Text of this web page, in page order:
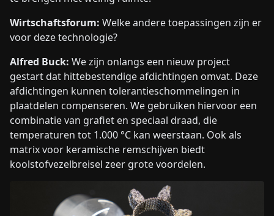
Wirtschaftsforum: Welke andere toepassingen zijn er
voor deze technologie?
Alfred Buck: We zijn onlangs een nieuw project
gestart dat hittebestendige afdichtingen omvat. Deze
afdichtingen kunnen tolerantieschommelingen in
plaatdelen compenseren. We gebruiken hiervoor een
combinatie van grafiet en speciaal draad, die
temperaturen tot 1.000 °C kan weerstaan. Ook als
matrix voor keramische remschijven biedt
koolstofvezelbreisel zeer grote voordelen.